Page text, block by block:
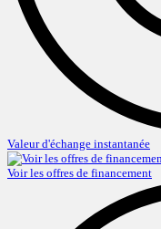
Valeur d'échange instantanée
Voir les offres de financement